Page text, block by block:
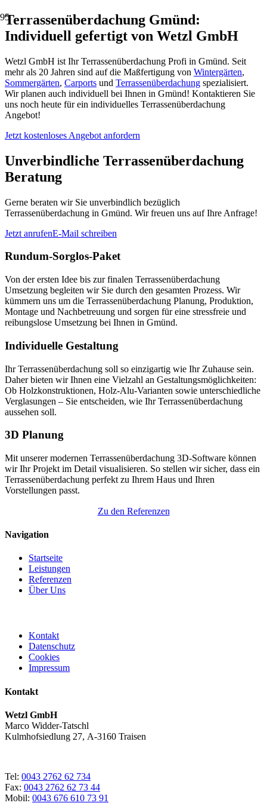
Terrassenüberdachung Gmünd:
Individuell gefertigt von Wetzl GmbH
Wetzl GmbH ist Ihr Terrassenüberdachung Profi in Gmünd. Seit
mehr als 20 Jahren sind auf die Maßfertigung von Wintergärten,
Sommergärten, Carports und Terrassenüberdachung spezialisiert.
Wir planen auch individuell bei Ihnen in Gmünd! Kontaktieren Sie
uns noch heute für ein individuelles Terrassenüberdachung
Angebot!
Jetzt kostenloses Angebot anfordern
Unverbindliche Terrassenüberdachung
Beratung
Gerne beraten wir Sie unverbindlich bezüglich
Terrassenüberdachung in Gmünd. Wir freuen uns auf Ihre Anfrage!
Jetzt anrufenE-Mail schreiben
Rundum-Sorglos-Paket
Von der ersten Idee bis zur finalen Terrassenüberdachung
Umsetzung begleiten wir Sie durch den gesamten Prozess. Wir
kümmern uns um die Terrassenüberdachung Planung, Produktion,
Montage und Nachbetreuung und sorgen für eine stressfreie und
reibungslose Umsetzung bei Ihnen in Gmünd.
Individuelle Gestaltung
Ihr Terrassenüberdachung soll so einzigartig wie Ihr Zuhause sein.
Daher bieten wir Ihnen eine Vielzahl an Gestaltungsmöglichkeiten:
Ob Holzkonstruktionen, Holz-Alu-Varianten sowie unterschiedliche
Verglasungen – Sie entscheiden, wie Ihr Terrassenüberdachung
aussehen soll.
3D Planung
Mit unserer modernen Terrassenüberdachung 3D-Software können
wir Ihr Projekt im Detail visualisieren. So stellen wir sicher, dass ein
Terrassenüberdachung perfekt zu Ihrem Haus und Ihren
Vorstellungen passt.
Zu den Referenzen
Navigation
Startseite
Leistungen
Referenzen
Über Uns
Kontakt
Datenschutz
Cookies
Impressum
Kontakt
Wetzl GmbH
Marco Widder-Tatschl
Kulmhofsiedlung 27, A-3160 Traisen
Tel: 0043 2762 62 734
Fax: 0043 2762 62 73 44
Mobil: 0043 676 610 73 91